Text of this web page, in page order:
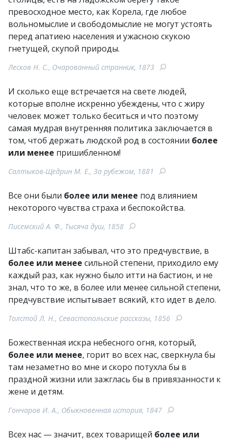
превосходное место, как Корела, где любое
вольномыслие и свободомыслие не могут устоять
перед апатиею населения и ужасною скукою
гнетущей, скупой природы.
Лесков Н. С., Очарованный странник, 1873
И сколько еще встречается на свете людей,
которые вполне искренно убеждены, что с жиру
человек может только беситься и что поэтому
самая мудрая внутренняя политика заключается в
том, чтоб держать людской род в состоянии более
или менее пришибленном!
Салтыков-Щедрин М. Е., За рубежом, 1881
Все они были более или менее под влиянием
некоторого чувства страха и беспокойства.
Писемский А. Ф., Тысяча душ, 1858
Штабс-капитан забывал, что это предчувствие, в
более или менее сильной степени, приходило ему
каждый раз, как нужно было итти на бастион, и не
знал, что то же, в более или менее сильной степени,
предчувствие испытывает всякий, кто идет в дело.
Толстой Л. Н., Севастопольские рассказы, 1856
Божественная искра небесного огня, который,
более или менее, горит во всех нас, сверкнула бы
там незаметно во мне и скоро потухла бы в
праздной жизни или зажглась бы в привязанности к
жене и детям.
Гончаров И. А., Обыкновенная история, 1847
Всех нас — значит, всех товарищей более или